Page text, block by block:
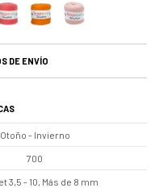
DE ENVÍO
Otoño - Invierno
700
3,5 - 10, Más de 8 mm